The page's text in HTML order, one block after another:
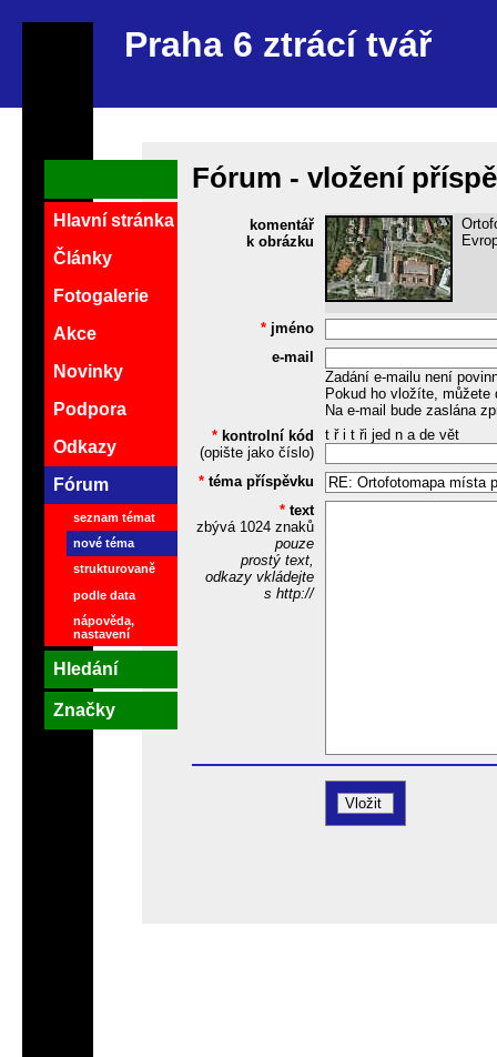
Praha 6 ztrácí tvář
Fórum - vložení
komentář
k obrázku
* jméno
e-mail
Zadání e-mailu není
Pokud ho vložíte,
Na e-mail bude zaslána
* kontrolní kód
(opište jako číslo)
t ř i t ři jed n a de vět
* téma příspěvku
* text
zbývá 1024znaků
pouze
prostý text,
odkazy vkládejte
s http://
Hlavní stránka
Články
Fotogalerie
Akce
Novinky
Podpora
Odkazy
Fórum
seznam témat
nové téma
strukturovaně
podle data
nápověda,
nastavení
Hledání
Značky